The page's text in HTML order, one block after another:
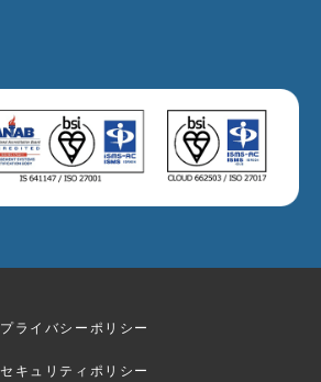
プライバシーポリシー
セキュリティポリシー